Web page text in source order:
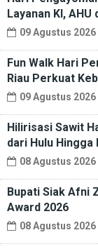
Layanan KI,
09 Agustus 2026
Fun Walk Hari
Riau Perkuat
09 Agustus 2026
Hilirisasi Sawit
dari Hulu Hingga
08 Agustus 2026
Bupati Siak Afni
Award 2026
08 Agustus 2026